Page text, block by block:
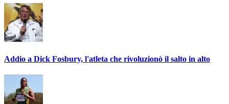
Addio a Dick Fosbury, l'atleta che rivoluzionò il salto in alto